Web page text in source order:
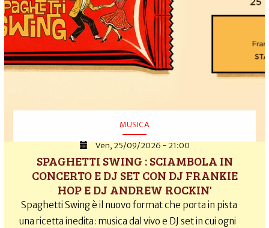
MUSICA
Ven, 25/09/2026 - 21:00
SPAGHETTI SWING : SCIAMBOLA IN
CONCERTO E DJ SET CON DJ FRANKIE
HOP E DJ ANDREW ROCKIN'
Spaghetti Swing è il nuovo format che porta in pista
una ricetta inedita: musica dal vivo e DJ set in cui ogni